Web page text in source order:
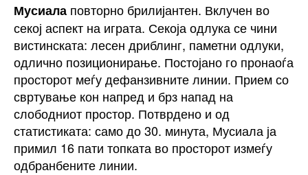
Мусиала повторно брилијантен. Вклучен во
секој аспект на играта. Секоја одлука се чини
вистинската: лесен дриблинг, паметни одлуки,
одлично позиционирање. Постојано го пронаоѓа
просторот меѓу дефанзивните линии. Прием со
свртување кон напред и брз напад на
слободниот простор. Потврдено и од
статистиката: само до 30. минута, Мусиала ја
примил 16 пати топката во просторот измеѓу
одбранбените линии.